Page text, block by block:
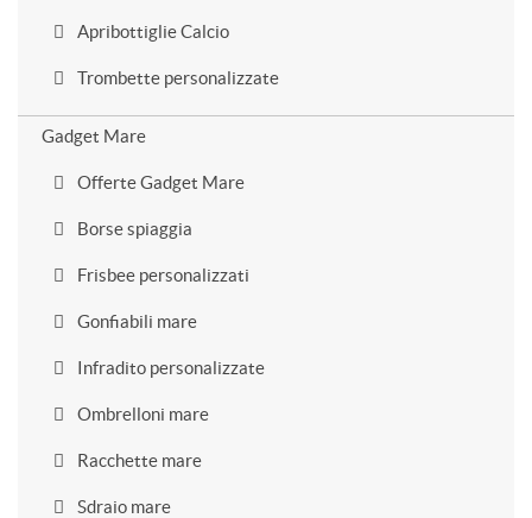
Apribottiglie Calcio
Trombette personalizzate
Gadget Mare
Offerte Gadget Mare
Borse spiaggia
Frisbee personalizzati
Gonfiabili mare
Infradito personalizzate
Ombrelloni mare
Racchette mare
Sdraio mare